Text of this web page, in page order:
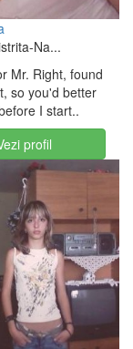
Na...
Mr. Right, found
so you'd better
I start..
profil